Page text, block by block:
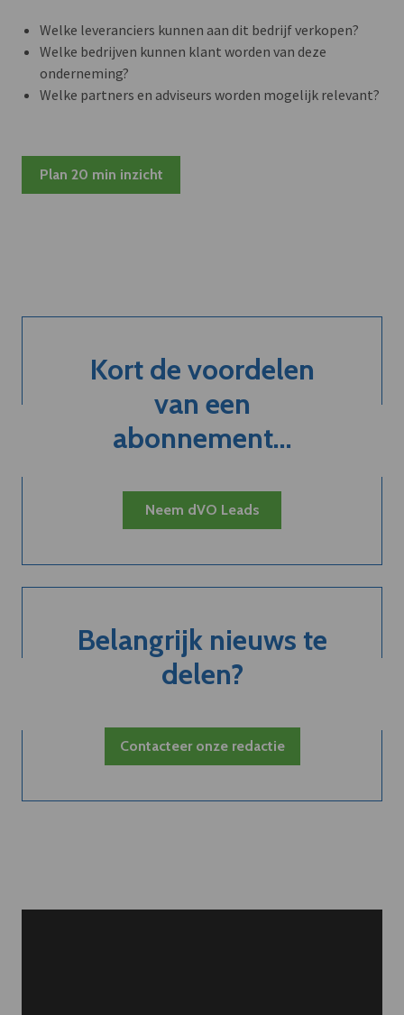
Welke leveranciers kunnen aan dit bedrijf verkopen?
Welke bedrijven kunnen klant worden van deze
onderneming?
Welke partners en adviseurs worden mogelijk relevant?
Plan 20 min inzicht
Kort de voordelen
van een
abonnement...
Neem dVO Leads
Belangrijk nieuws te
delen?
Contacteer onze redactie